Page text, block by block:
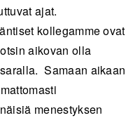
ajat.
kollegamme ovat
aikovan olla
Samaan aikaan
menestyksen